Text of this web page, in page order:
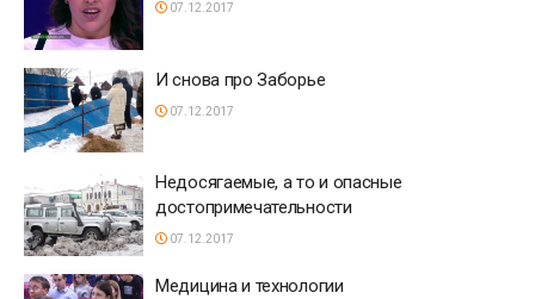
07.12.2017
И снова про Заборье
07.12.2017
Недосягаемые, а то и опасные
достопримечательности
07.12.2017
Медицина и технологии